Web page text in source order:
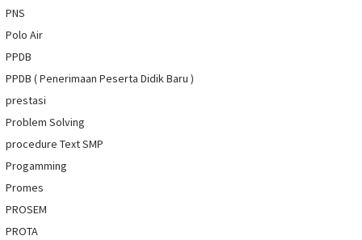
PNS
Polo Air
PPDB
PPDB ( Penerimaan Peserta Didik Baru )
prestasi
Problem Solving
procedure Text SMP
Progamming
Promes
PROSEM
PROTA